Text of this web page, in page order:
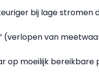
bij lage
(verlopen van
op moeilijk